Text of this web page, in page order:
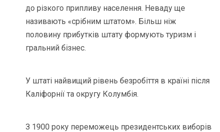
до різкого припливу населення. Неваду ще
називають «срібним штатом». Більш ніж
половину прибутків штату формують туризм і
гральний бізнес.
У штаті найвищий рівень безробіття в країні після
Каліфорнії та округу Колумбія.
З 1900 року переможець президентських виборів